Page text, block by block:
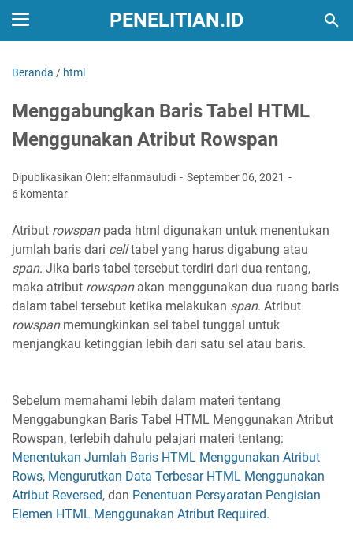
PENELITIAN.ID
Beranda / html
Menggabungkan Baris Tabel HTML
Menggunakan Atribut Rowspan
Dipublikasikan Oleh: elfanmauludi
September 06, 2021
6 komentar
Atribut rowspanpada html digunakan untuk menentukan
jumlah baris dari celltabel yang harus digabung atau
span. Jika baris tabel tersebut terdiri dari dua rentang,
maka atribut rowspanakan menggunakan dua ruang baris
dalam tabel tersebut ketika melakukan span. Atribut
rowspanmemungkinkan sel tabel tunggal untuk
menjangkau ketinggian lebih dari satu sel atau baris.
Sebelum memahami lebih dalam materi tentang
Menggabungkan Baris Tabel HTML Menggunakan Atribut
Rowspan, terlebih dahulu pelajari materi tentang:
Menentukan Jumlah Baris HTML Menggunakan Atribut
Rows, Mengurutkan Data Terbesar HTML Menggunakan
Atribut Reversed, dan Penentuan Persyaratan Pengisian
Elemen HTML Menggunakan Atribut Required.